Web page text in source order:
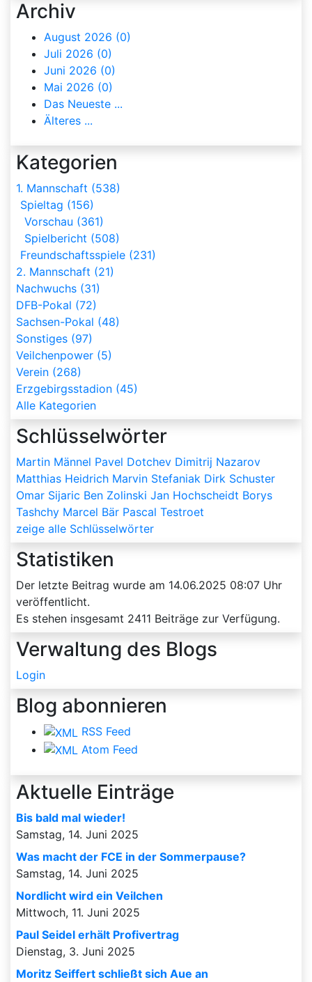
Archiv
August 2026 (0)
Juli 2026 (0)
Juni 2026 (0)
Mai 2026 (0)
Das Neueste ...
Älteres ...
Kategorien
1. Mannschaft (538)
Spieltag (156)
Vorschau (361)
Spielbericht (508)
Freundschaftsspiele (231)
2. Mannschaft (21)
Nachwuchs (31)
DFB-Pokal (72)
Sachsen-Pokal (48)
Sonstiges (97)
Veilchenpower (5)
Verein (268)
Erzgebirgsstadion (45)
Alle Kategorien
Schlüsselwörter
Martin Männel Pavel Dotchev Dimitrij Nazarov
Matthias Heidrich Marvin Stefaniak Dirk Schuster
Omar Sijaric Ben Zolinski Jan Hochscheidt Borys
Tashchy Marcel Bär Pascal Testroet
zeige alle Schlüsselwörter
Statistiken
Der letzte Beitrag wurde am 14.06.2025 08:07 Uhr
veröffentlicht.
Es stehen insgesamt 2411 Beiträge zur Verfügung.
Verwaltung des Blogs
Login
Blog abonnieren
RSS Feed
Atom Feed
Aktuelle Einträge
Bis bald mal wieder!
Samstag, 14. Juni 2025
Was macht der FCE in der Sommerpause?
Samstag, 14. Juni 2025
Nordlicht wird ein Veilchen
Mittwoch, 11. Juni 2025
Paul Seidel erhält Profivertrag
Dienstag, 3. Juni 2025
Moritz Seiffert schließt sich Aue an